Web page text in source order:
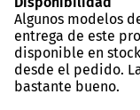
Algunos modelos
entrega de este
disponible en
desde el pedido.
bastante bueno.